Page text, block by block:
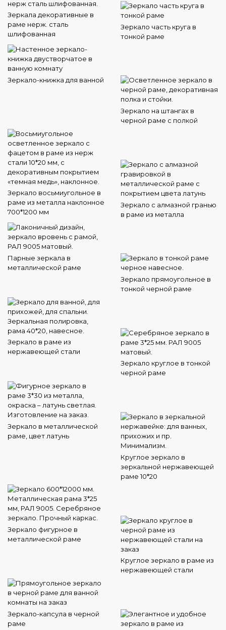
Зеркала декоративные в
раме нерж. сталь
шлифованная
Зеркало часть круга в
тонкой раме
Зеркало-книжка для ванной
Зеркало на штангах в
черной раме с полкой
Зеркало восьмиугольное в
раме из металла наклонное
700*1200 мм
Зеркало с алмазной гранью
в раме из металла
Парные зеркала в
металлической раме
Зеркало прямоугольное в
тонкой черной раме
Зеркало в раме из
нержавеющей стали
Зеркало круглое в тонкой
черной раме
Зеркало в металлической
раме, цвет латунь
Круглое зеркало в
зеркальной нержавеющей
раме 10*20
Зеркало фигурное в
металлической раме
Круглое зеркало в раме из
нержавеющей стали
Зеркало-капсула в черной
раме